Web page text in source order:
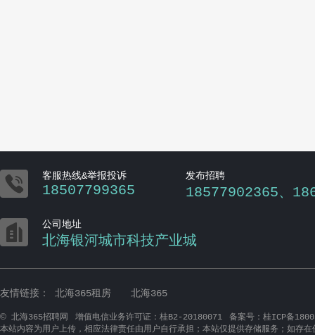
 客服热线&举报投诉
18507799365
发布招聘
18577902365、
 公司地址
北海银河城市科技产业城
友情链接： 北海365租房 北海365
© 北海365招聘网 增值电信业务许可证：桂B2-20180071
备案号：桂ICP备
本站内容为用户上传，相应法律责任由用户自行承担；本站仅提供存储服务；如存